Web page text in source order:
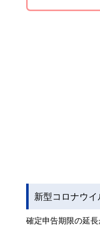
新型コロナウ
確定申告期限の延